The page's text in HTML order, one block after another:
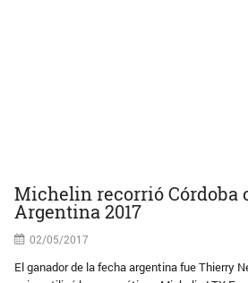
Michelin recorrió Córdoba
Argentina 2017
02/05/2017
El ganador de la fecha argentina fue Thierry